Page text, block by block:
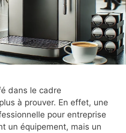
dans le cadre
à prouver. En effet, une
pour entreprise
un équipement, mais un